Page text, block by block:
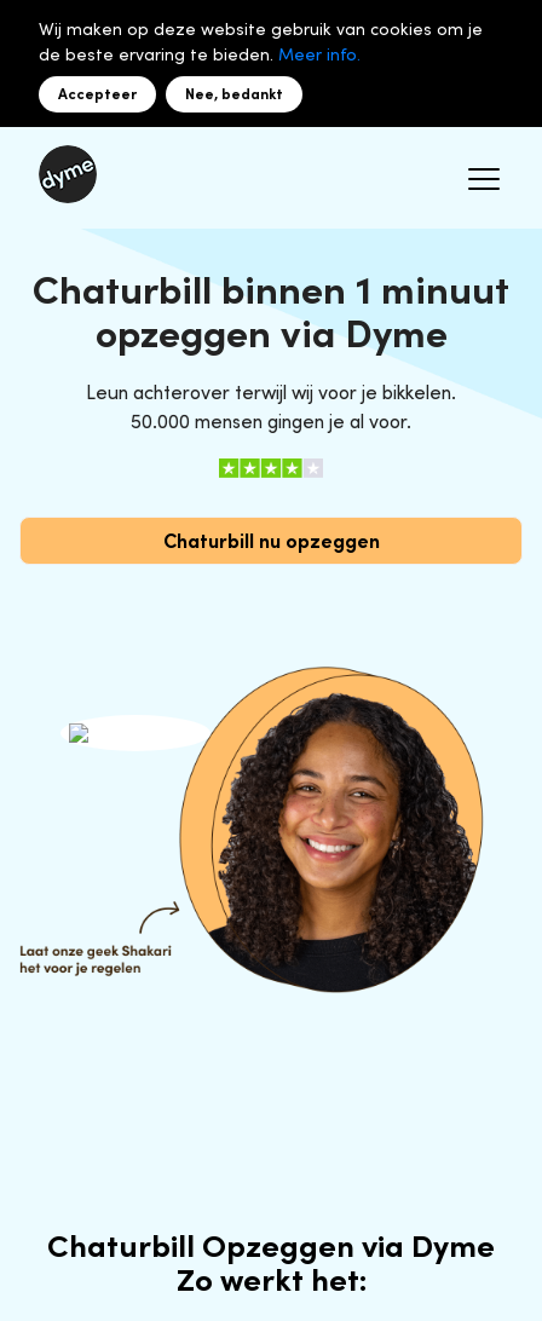
Wij maken op deze website gebruik van cookies om je
de beste ervaring te bieden. Meer info.
Accepteer Nee, bedankt
Chaturbill binnen 1 minuut
opzeggen via Dyme
Leun achterover terwijl wij voor je bikkelen.
50.000 mensen gingen je al voor.
Chaturbill nu opzeggen
Chaturbill Opzeggen via Dyme
Zo werkt het: